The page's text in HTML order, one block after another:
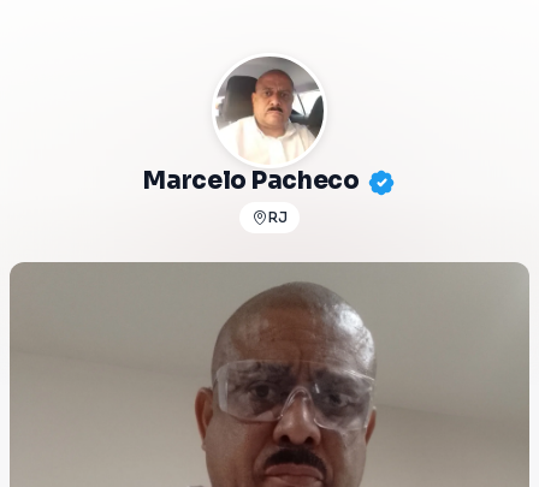
Marcelo Pacheco
RJ